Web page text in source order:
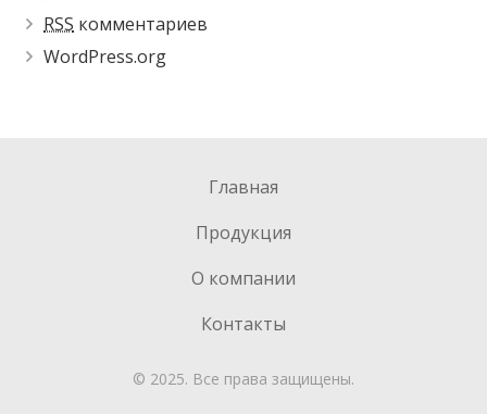
RSS комментариев
WordPress.org
Главная
Продукция
О компании
Контакты
© 2025. Все права защищены.